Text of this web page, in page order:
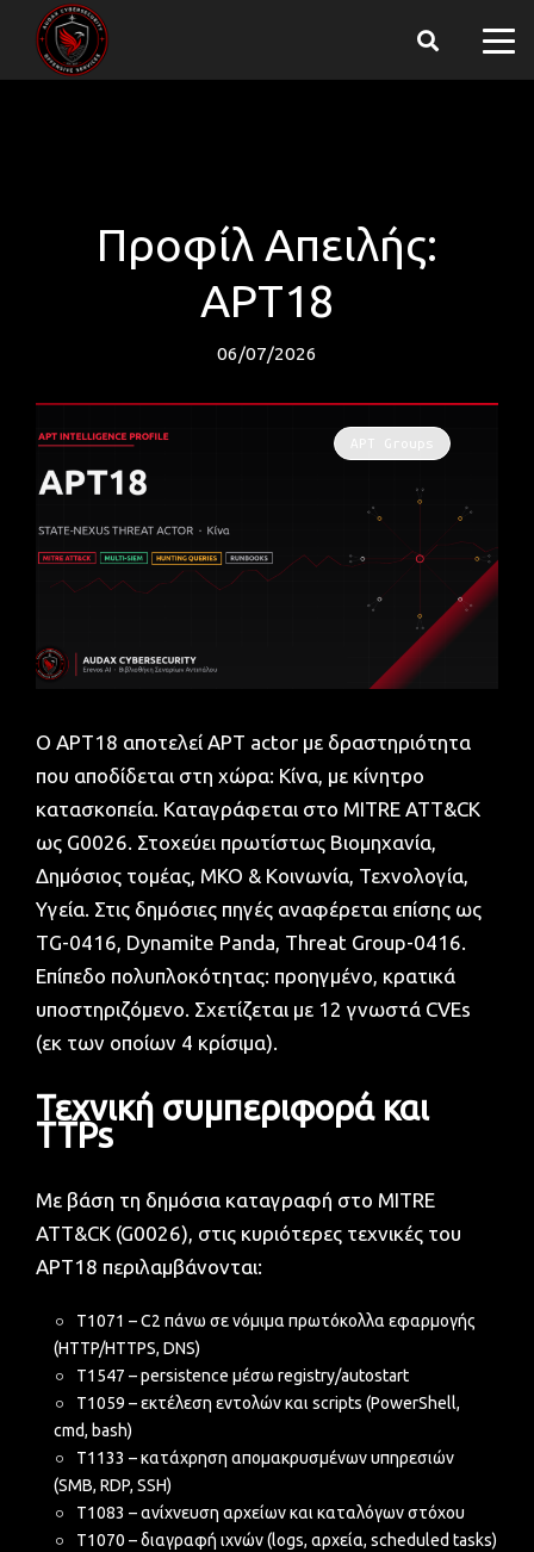
Προφίλ Απειλής:
APT18
06/07/2026
APT Groups
Ο APT18 αποτελεί APT actor με δραστηριότητα
που αποδίδεται στη χώρα: Κίνα, με κίνητρο
κατασκοπεία. Καταγράφεται στο MITRE ATT&CK
ως G0026. Στοχεύει πρωτίστως Βιομηχανία,
Δημόσιος τομέας, ΜΚΟ & Κοινωνία, Τεχνολογία,
Υγεία. Στις δημόσιες πηγές αναφέρεται επίσης ως
TG-0416, Dynamite Panda, Threat Group-0416.
Επίπεδο πολυπλοκότητας: προηγμένο, κρατικά
υποστηριζόμενο. Σχετίζεται με 12 γνωστά CVEs
(εκ των οποίων 4 κρίσιμα).
Τεχνική συμπεριφορά και
TTPs
Με βάση τη δημόσια καταγραφή στο MITRE
ATT&CK (G0026), στις κυριότερες τεχνικές του
APT18 περιλαμβάνονται:
T1071 – C2 πάνω σε νόμιμα πρωτόκολλα εφαρμογής
(HTTP/HTTPS, DNS)
T1547 – persistence μέσω registry/autostart
T1059 – εκτέλεση εντολών και scripts (PowerShell,
cmd, bash)
T1133 – κατάχρηση απομακρυσμένων υπηρεσιών
(SMB, RDP, SSH)
T1083 – ανίχνευση αρχείων και καταλόγων στόχου
T1070 – διαγραφή ιχνών (logs, αρχεία, scheduled tasks)